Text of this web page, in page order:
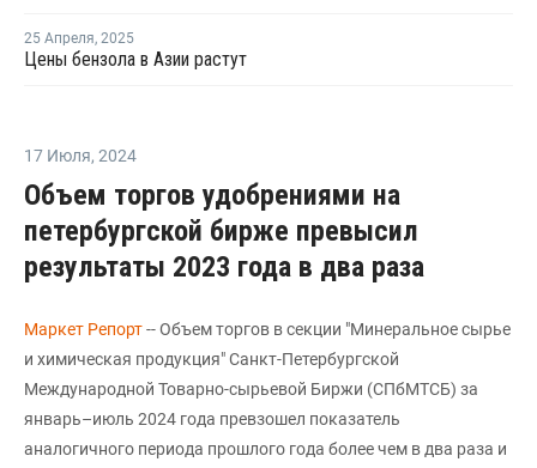
25 Апреля, 2025
Цены бензола в Азии растут
17 Июля, 2024
Объем торгов удобрениями на
петербургской бирже превысил
результаты 2023 года в два раза
Маркет Репорт-- Объем торгов в секции "Минеральное сырье
и химическая продукция" Санкт-Петербургской
Международной Товарно-сырьевой Биржи (СПбМТСБ) за
январь–июль 2024 года превзошел показатель
аналогичного периода прошлого года более чем в два раза и